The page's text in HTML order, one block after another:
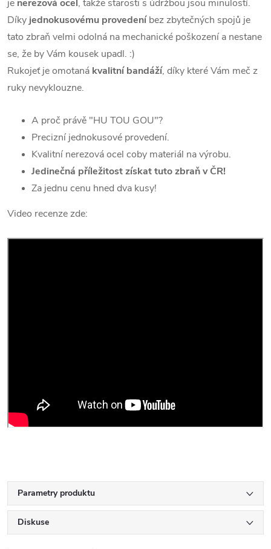
je nerezová ocel, takže starosti s údržbou jsou minulostí.
Díky jednokusovému provedeníbez zbytečných spojů je
tato zbraň velmi odolná na mechanické poškození a nestane
se, že by Vám kousek upadl. :)
Rukojeť je omotaná kvalitní bandáží, díky které Vám meč z
ruky nevyklouzne.
A proč právě "HU TOU GOU"?
Precizní jednokusové provedení.
Kvalitní nerezová ocel coby materiál na výrobu.
Jedinečná příležitost získat tuto zbraň v ČR!
Za jednu cenu hned dva kusy!
Video recenze zde:
Parametry produktu
Diskuse